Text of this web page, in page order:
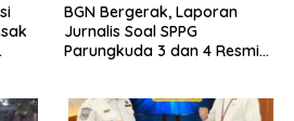
BGN Bergerak, Laporan
Jurnalis Soal SPPG
Parungkuda 3 dan 4 Resmi